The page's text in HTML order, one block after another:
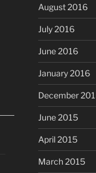
August 2016
July 2016
June 2016
January 2016
December
June 2015
April 2015
March 2015